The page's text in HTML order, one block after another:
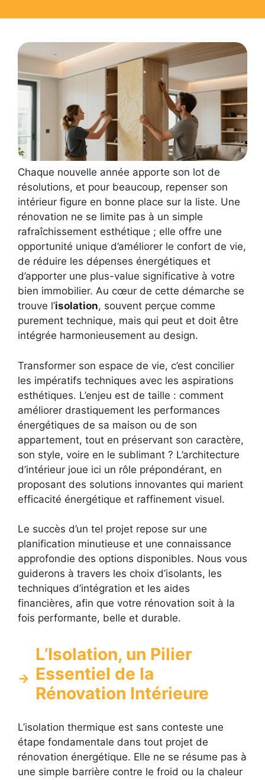
Chaque nouvelle année apporte son lot de
résolutions, et pour beaucoup, repenser son
intérieur figure en bonne place sur la liste. Une
rénovation ne se limite pas à un simple
rafraîchissement esthétique ; elle offre une
opportunité unique d’améliorer le confort de vie,
de réduire les dépenses énergétiques et
d’apporter une plus-value significative à votre
bien immobilier. Au cœur de cette démarche se
trouve l’isolation, souvent perçue comme
purement technique, mais qui peut et doit être
intégrée harmonieusement au design.
Transformer son espace de vie, c’est concilier
les impératifs techniques avec les aspirations
esthétiques. L’enjeu est de taille : comment
améliorer drastiquement les performances
énergétiques de sa maison ou de son
appartement, tout en préservant son caractère,
son style, voire en le sublimant ? L’architecture
d’intérieur joue ici un rôle prépondérant, en
proposant des solutions innovantes qui marient
efficacité énergétique et raffinement visuel.
Le succès d’un tel projet repose sur une
planification minutieuse et une connaissance
approfondie des options disponibles. Nous vous
guiderons à travers les choix d’isolants, les
techniques d’intégration et les aides
financières, afin que votre rénovation soit à la
fois performante, belle et durable.
L’Isolation, un Pilier
Essentiel de la
Rénovation Intérieure
L’isolation thermique est sans conteste une
étape fondamentale dans tout projet de
rénovation énergétique. Elle ne se résume pas à
une simple barrière contre le froid ou la chaleur